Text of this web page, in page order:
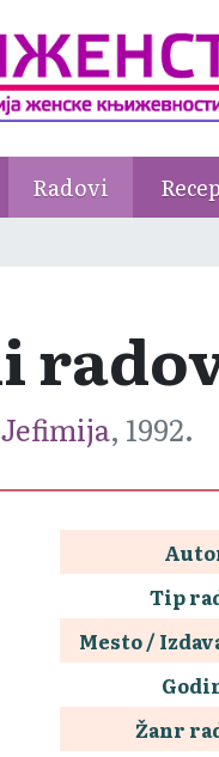
Radovi
, 1992.
Tip
Mesto /
Žanr